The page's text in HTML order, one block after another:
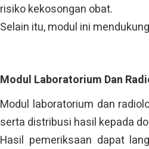
risiko kekosongan obat.
Selain itu, modul ini
Modul Laboratorium Dan
Modul laboratorium dan
serta distribusi hasil kepada
Hasil pemeriksaan dapat